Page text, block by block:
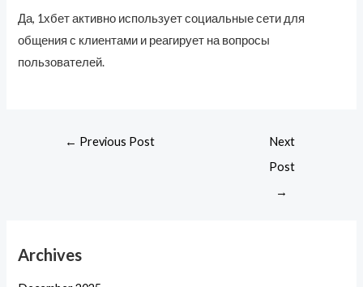
Archives
Да, 1хбет активно использует социальные сети для
общения с клиентами и реагирует на вопросы
пользователей.
← Previous Post
Next
Post
→